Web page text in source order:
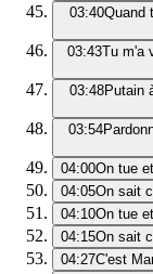
03:40Quand
03:43Tu m'a
03:48Putain
03:54
04:00On tue
04:05On sait
04:10On tue
04:15On sait
04:27C'est